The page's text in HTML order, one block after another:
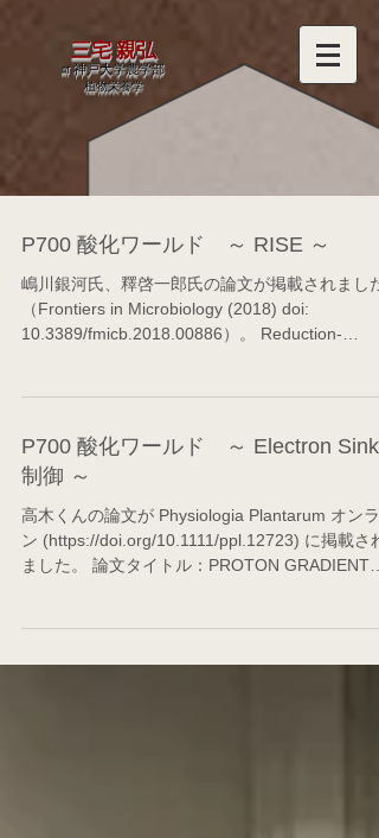
三宅 親弘
at 神戸大学農学部
​植物栄養学
P700 酸化ワールド ～ RISE ～
嶋川銀河氏、釋啓一郎氏の論文が掲載されました
（Frontiers in Microbiology (2018) doi:
10.3389/fmicb.2018.00886）。 Reduction-
P700 酸化ワールド ～ Electron Sink
制御 ～
高木くんの論文が Physiologia Plantarum オンラ
ン (https://doi.org/10.1111/ppl.12723) に掲載され
ました。 論文タイトル：PROTON GRADIENT